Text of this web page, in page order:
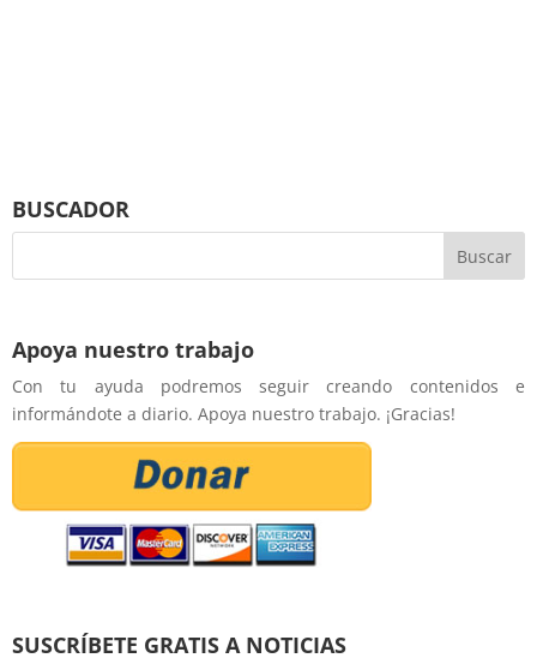
BUSCADOR
Apoya nuestro trabajo
Con tu ayuda podremos seguir creando contenidos e
informándote a diario. Apoya nuestro trabajo. ¡Gracias!
SUSCRÍBETE GRATIS A NOTICIAS